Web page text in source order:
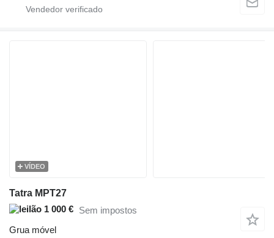
VÍDEO
Tatra MPT27
1 000 € Sem impostos
Grua móvel